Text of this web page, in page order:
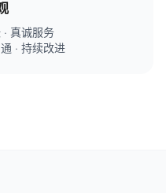
真诚服务
· 持续改进